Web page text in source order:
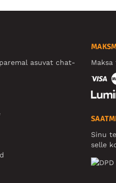
asuvat chat-
Sinu
selle